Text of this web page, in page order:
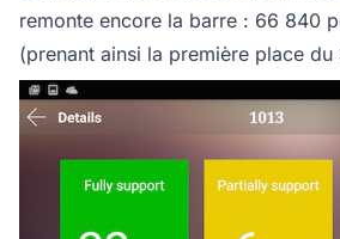
remonte encore la barre : 66 840
(prenant ainsi la première place du